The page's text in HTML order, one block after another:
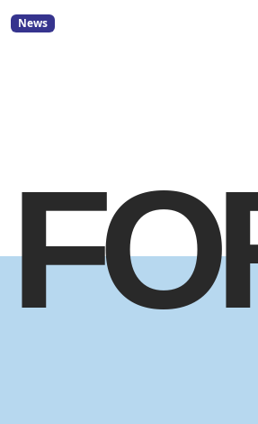
News